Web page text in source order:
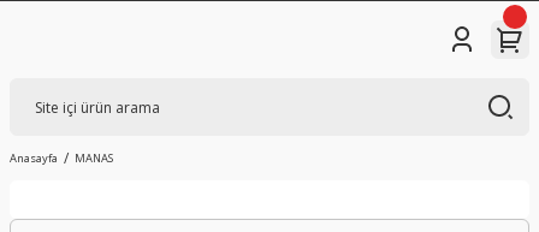
Anasayfa MANAS